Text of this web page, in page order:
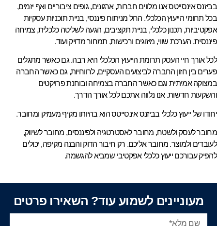
בביזנס אינסייטס אנו מלווים חברות, ארגונים, גופים ציבוריים ואף יזמים,
בכל תחומי הייעוץ הכלכלי. החל מניתוח פיננסי, בניית תוכניות עסקיות
אפקטיביות, תכנון כלכלי, בניית תקציבים, הגעה לשליטה כלכלית, צמיחה
פיננסית, הערכת שווי, מיזוגים ורכישות, תמחור מדויק ועוד.
לכל אורך חיי העסק תרומת הייעוץ הכלכלי היא רבה. גם כאשר מתגלים
פערים בין חזון החברה לביצועים העסקיים, לרווחיות, גם כאשר החברה
במצוקה אמיתית וגם כאשר החברה בצמיחה ובוחנת פרויקטים
והשקעות חדשות. אנו נלווה אתכם לכל אורך הדרך.
יחודו של ייעוץ כלכלי בביזנס אינסייטס הוא בהיותו מקיף מעמיק ומחובר.
מחובר לעסק ולשטח, מחובר לאסטרטגיה ולפיננסים, מחובר לשיווק,
לעובדים ולמוצר. מחובר אליכם. רק חיבור הדוק והבנה מקיפה, יכולים
להפיק עבורכם ייעוץ כלכלי אפקטיבי שמביא להגשמה.
מעוניינים לשמוע עוד? השאירו פרטים